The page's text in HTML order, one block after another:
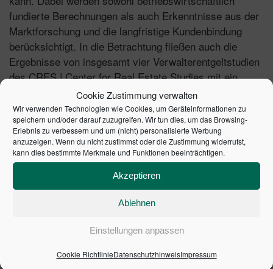
Cookie Zustimmung verwalten
Wir verwenden Technologien wie Cookies, um Geräteinformationen zu
speichern und/oder darauf zuzugreifen. Wir tun dies, um das Browsing-
Erlebnis zu verbessern und um (nicht) personalisierte Werbung
anzuzeigen. Wenn du nicht zustimmst oder die Zustimmung widerrufst,
kann dies bestimmte Merkmale und Funktionen beeinträchtigen.
Akzeptieren
Ablehnen
Einstellungen anpassen
Cookie RichtlinieDatenschutzhinweisImpressum
fundierte Berechnungen als auch Erkenntnisse aus der
Marktforschung und die langfristige Kundenbindung
berücksichtigt. In die Betrachtung fließen auch die
Ergebnisse von insgesamt vier Verwalterentgeltstudien
des CRES | Center for Real Estate Studies mit ein.
Inhalte:
Fachliche Grundlagen und Aufgaben des
Verwalters/der Verwalterin
Grundsätze der Preiskalkulation
Ökonomische Preiskalkulation
Moderne Verfahren der Preisfindung
Vorgehensweisen bei der Preisverhandlungen
Prozesse optimieren
1. Auflage 2025 | Artikelnummer: 16122-0001 | ISBN: